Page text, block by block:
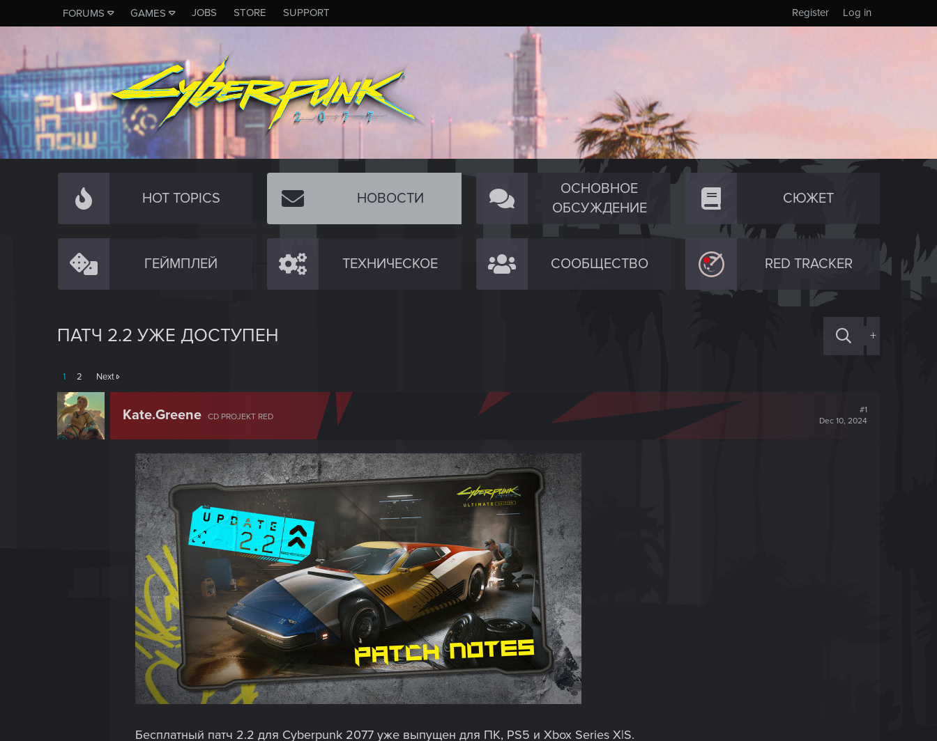
FORUMS GAMES JOBS STORE SUPPORT Log in
Register
HOT TOPICS НОВОСТИ
ОСНОВНОЕ
ОБСУЖДЕНИЕ
СЮЖЕТ
ГЕЙМПЛЕЙ ТЕХНИЧЕСКОЕ СООБЩЕСТВО RED TRACKER
ПАТЧ 2.2 УЖЕ ДОСТУПЕН +
1 2 Next
Kate.Greene CD PROJEKT RED
#1
Dec 10, 2024
Бесплатный патч 2.2 для Cyberpunk 2077 уже выпущен для ПК, PS5 и Xbox Series X|S.